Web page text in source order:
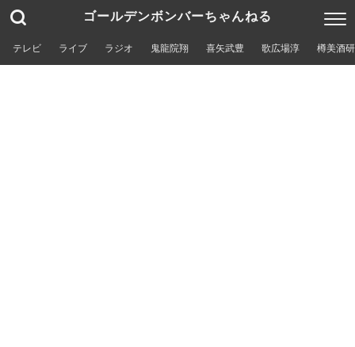
ゴールデンボンバーちゃんねる
テレビ ライブ ラジオ 鬼龍院翔 喜矢武豊 歌広場淳 樽美酒